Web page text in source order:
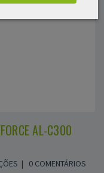
AL-C300
| 0 COMENTÁRIOS